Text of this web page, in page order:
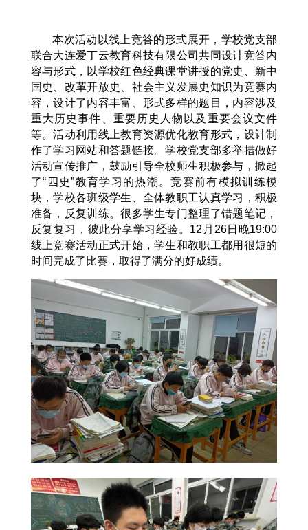
本次活动以线上竞答的形式展开，学校党支部
联合大连爱丁云教育科技有限公司共同设计竞答内
容与形式，以学校红色经典课堂讲授的党史、新中
国史、改革开放史、社会主义发展史知识为竞赛内
容，设计了内容丰富、形式多样的题目，内容涉及
重大历史事件、重要历史人物以及重要会议文件
等。活动利用线上教育资源优化教育形式，设计制
作了学习网站和答题链接。学校党支部多举措做好
活动宣传推广，鼓励引导全校师生积极参与，掀起
了“四史”教育学习的热潮。竞赛前有模拟训练模
块，学校各班级学生、全体教职工认真学习，积极
准备，反复训练。很多学生专门整理了错题笔记，
反复复习，彼此分享学习经验。12月26日晚19:00
线上竞赛活动正式开始，学生和教职工都用很短的
时间完成了比赛，取得了满分的好成绩。